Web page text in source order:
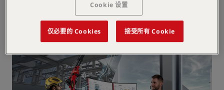
内
容
Cookie 设置
仅必要的 Cookies 接受所有 Cookie